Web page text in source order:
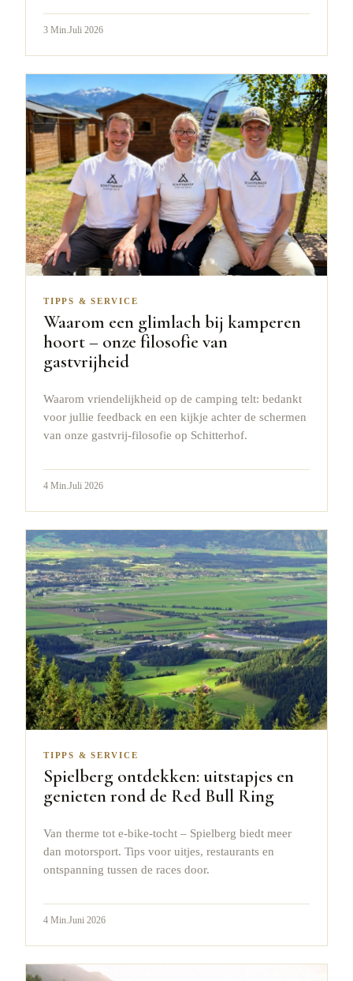
3 Min.Juli 2026
TIPPS & SERVICE
Waarom een glimlach bij kamperen
hoort – onze filosofie van
gastvrijheid
Waarom vriendelijkheid op de camping telt: bedankt
voor jullie feedback en een kijkje achter de schermen
van onze gastvrij-filosofie op Schitterhof.
4 Min. Juli 2026
TIPPS & SERVICE
Spielberg ontdekken: uitstapjes en
genieten rond de Red Bull Ring
Van therme tot e-bike-tocht – Spielberg biedt meer
dan motorsport. Tips voor uitjes, restaurants en
ontspanning tussen de races door.
4 Min.Juni 2026